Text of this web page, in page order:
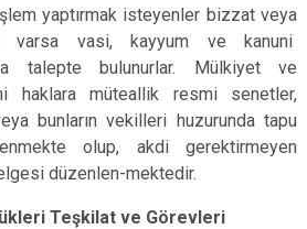
yaptırmak isteyenler bizzat veya
varsa vasi, kayyum ve kanuni
talepte bulunurlar. Mülkiyet ve
haklara müteallik resmi senetler,
bunların vekilleri huzurunda tapu
olup, akdi gerektirmeyen
düzenlen-mektedir.
Teşkilat ve Görevleri